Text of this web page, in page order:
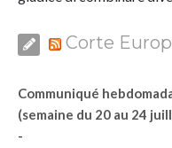
Corte
Communiqué
(semaine du 20 au 24
-